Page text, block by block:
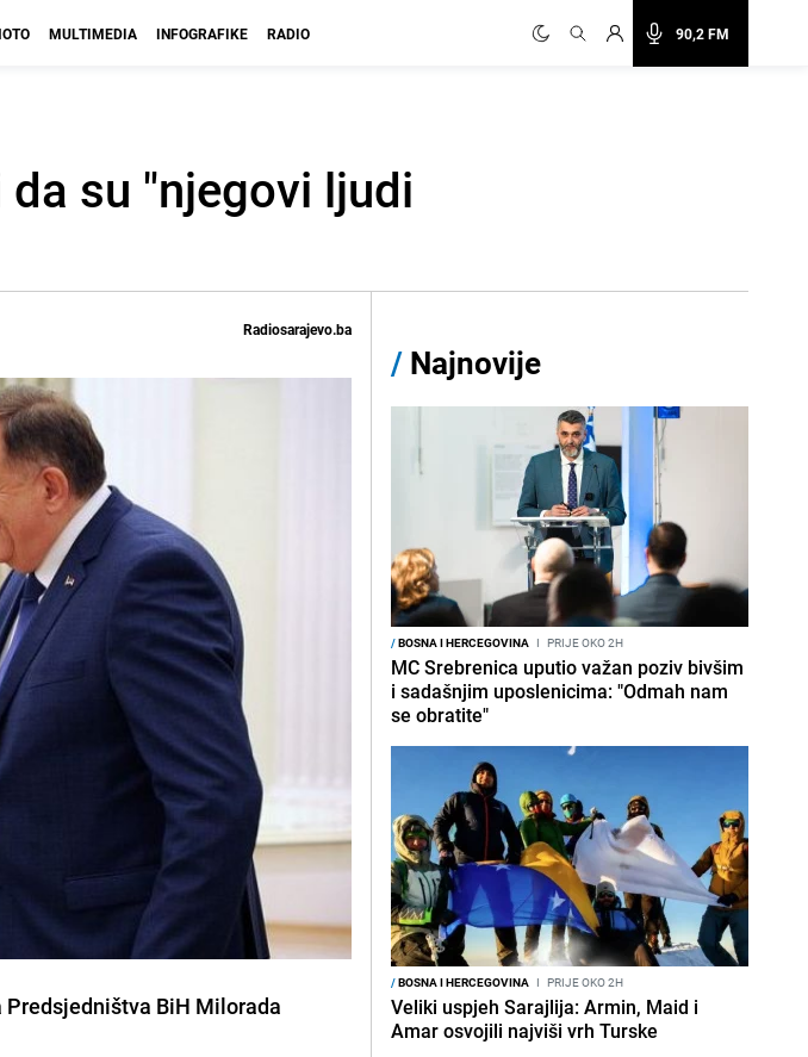
90,2 FM
MULTIMEDIA INFOGRAFIKE RADIO
su "njegovi ljudi
Radiosarajevo.ba
BiH Milorada
/ Najnovije
/BOSNA I HERCEGOVINA I PRIJE OKO 2H
MC Srebrenica uputio važan poziv bivšim
i sadašnjim uposlenicima: "Odmah nam
se obratite"
/BOSNA I HERCEGOVINA I PRIJE OKO 2H
Veliki uspjeh Sarajlija: Armin, Maid i
Amar osvojili najviši vrh Turske